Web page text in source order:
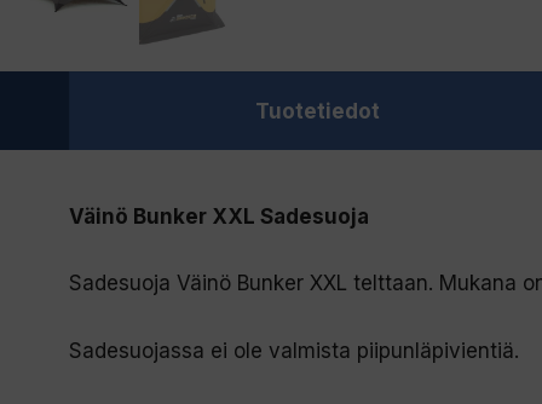
Tuotetiedot
Väinö Bunker XXL Sadesuoja
Sadesuoja Väinö Bunker XXL telttaan. Mukana
Sadesuojassa ei ole valmista piipunläpivientiä.